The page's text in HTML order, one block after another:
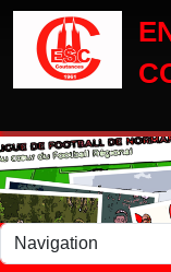
Panneau de gestion